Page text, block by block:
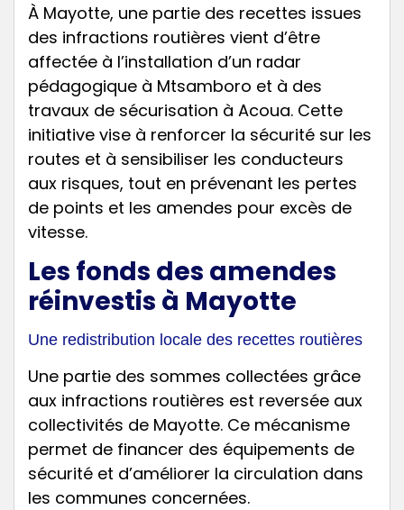
À Mayotte, une partie des recettes issues
des infractions routières vient d’être
affectée à l’installation d’un radar
pédagogique à Mtsamboro et à des
travaux de sécurisation à Acoua. Cette
initiative vise à renforcer la sécurité sur les
routes et à sensibiliser les conducteurs
aux risques, tout en prévenant les pertes
de points et les amendes pour excès de
vitesse.
Les fonds des amendes
réinvestis à Mayotte
Une redistribution locale des recettes routières
Une partie des sommes collectées grâce
aux infractions routières est reversée aux
collectivités de Mayotte. Ce mécanisme
permet de financer des équipements de
sécurité et d’améliorer la circulation dans
les communes concernées.